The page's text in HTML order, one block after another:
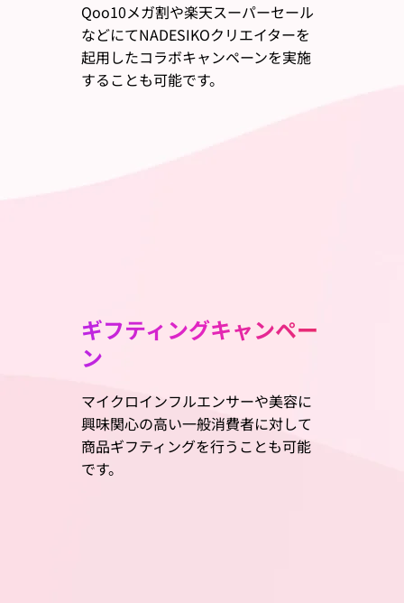
Qoo10メガ割や楽天スーパーセール
などにてNADESIKOクリエイターを
起用したコラボキャンペーンを実施
することも可能です。
ギフティングキャンペー
ン
マイクロインフルエンサーや美容に
興味関心の高い一般消費者に対して
商品ギフティングを行うことも可能
です。